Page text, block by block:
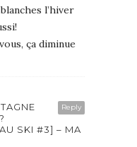
l’hiver
ça diminue
Reply
SKI #3] – MA